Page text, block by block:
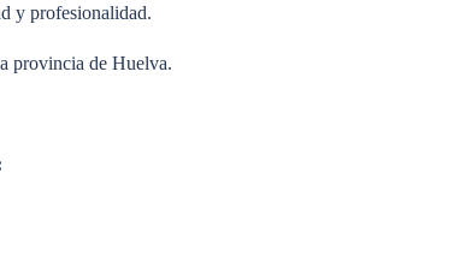
y profesionalidad.
provincia de Huelva.